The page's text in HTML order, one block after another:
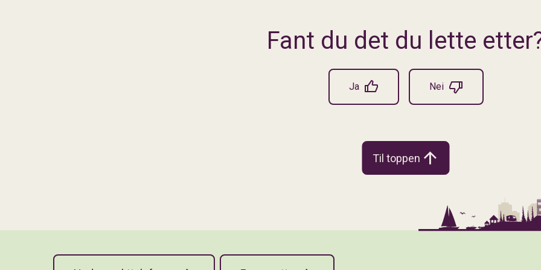
Fant du det du lette
Ja Nei
Til toppen